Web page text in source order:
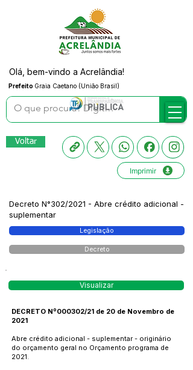
Prefeito Graia Caetano (União Brasil)
Olá, bem-vindo a Acrelândia!
Voltar
Imprimir
Decreto N°302/2021 - Abre crédito adicional -
suplementar
Legislação
Decreto
Visualizar
DECRETO Nº000302/21 de 20 de Novembro de
2021
Abre crédito adicional - suplementar - originário
do orçamento geral no Orçamento programa de
2021.